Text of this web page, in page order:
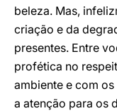
beleza. Mas,
criação e da
presentes. Entre
profética no
ambiente e com
a atenção para os